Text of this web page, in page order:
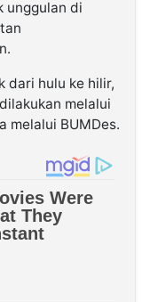
unggulan di
dari hulu ke hilir,
melalui
melalui BUMDes.